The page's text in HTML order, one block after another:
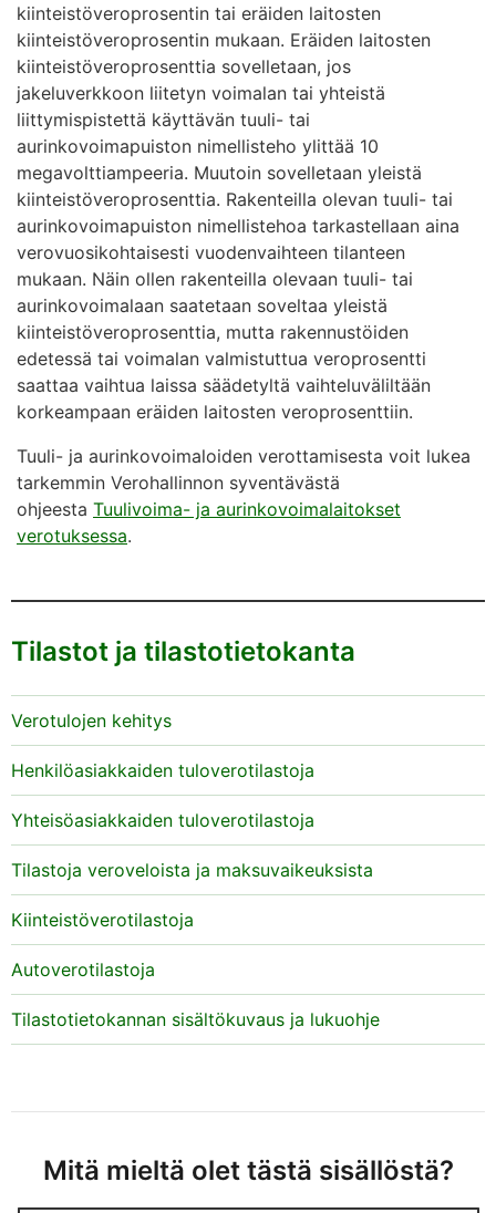
kiinteistöveroprosentin tai eräiden laitosten
kiinteistöveroprosentin mukaan. Eräiden laitosten
kiinteistöveroprosenttia sovelletaan, jos
jakeluverkkoon liitetyn voimalan tai yhteistä
liittymispistettä käyttävän tuuli- tai
aurinkovoimapuiston nimellisteho ylittää 10
megavolttiampeeria. Muutoin sovelletaan yleistä
kiinteistöveroprosenttia. Rakenteilla olevan tuuli- tai
aurinkovoimapuiston nimellistehoa tarkastellaan aina
verovuosikohtaisesti vuodenvaihteen tilanteen
mukaan. Näin ollen rakenteilla olevaan tuuli- tai
aurinkovoimalaan saatetaan soveltaa yleistä
kiinteistöveroprosenttia, mutta rakennustöiden
edetessä tai voimalan valmistuttua veroprosentti
saattaa vaihtua laissa säädetyltä vaihteluväliltään
korkeampaan eräiden laitosten veroprosenttiin.
Tuuli- ja aurinkovoimaloiden verottamisesta voit lukea
tarkemmin Verohallinnon syventävästä
ohjeesta Tuulivoima- ja aurinkovoimalaitokset
verotuksessa.
Tilastot ja tilastotietokanta
Verotulojen kehitys
Henkilöasiakkaiden tuloverotilastoja
Yhteisöasiakkaiden tuloverotilastoja
Tilastoja veroveloista ja maksuvaikeuksista
Kiinteistöverotilastoja
Autoverotilastoja
Tilastotietokannan sisältökuvaus ja lukuohje
Mitä mieltä olet tästä sisällöstä?